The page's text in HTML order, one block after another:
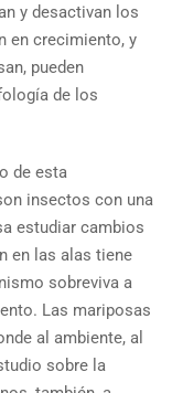
y desactivan los
en crecimiento, y
pueden
de los
de esta
insectos con una
estudiar cambios
en las alas tiene
sobreviva a
Las mariposas
al ambiente, al
sobre la